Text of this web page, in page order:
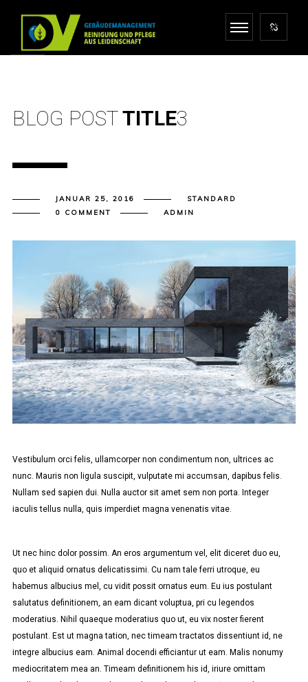
BLOG POSTTITLE3
JANUAR 25, 2016
STANDARD
0 COMMENT
ADMIN
Vestibulum orci felis, ullamcorper non condimentum non, ultrices ac
nunc. Mauris non ligula suscipit, vulputate mi accumsan, dapibus felis.
Nullam sed sapien dui. Nulla auctor sit amet sem non porta. Integer
iaculis tellus nulla, quis imperdiet magna venenatis vitae.
Ut nec hinc dolor possim. An eros argumentum vel, elit diceret duo eu,
quo et aliquid ornatus delicatissimi. Cu nam tale ferri utroque, eu
habemus albucius mel, cu vidit possit ornatus eum. Eu ius postulant
salutatus definitionem, an eam dicant voluptua, pri cu legendos
moderatius. Nihil quaeque moderatius quo ut, eu vix noster fierent
postulant. Est ut magna tation, nec timeam tractatos dissentiunt id, ne
integre albucius eam. Animal docendi efficiantur ut eam. Malis nonumy
mediocritatem mea an. Timeam definitionem his id, iriure omittam